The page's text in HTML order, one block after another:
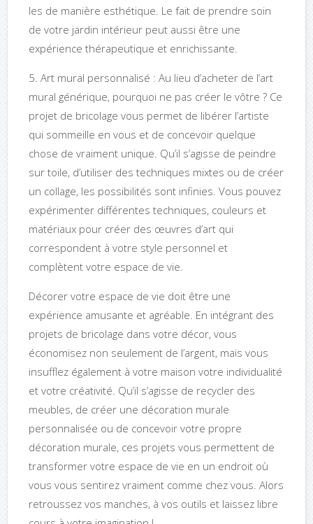
les de manière esthétique. Le fait de prendre soin
de votre jardin intérieur peut aussi être une
expérience thérapeutique et enrichissante.
5. Art mural personnalisé : Au lieu d’acheter de l’art
mural générique, pourquoi ne pas créer le vôtre ? Ce
projet de bricolage vous permet de libérer l’artiste
qui sommeille en vous et de concevoir quelque
chose de vraiment unique. Qu’il s’agisse de peindre
sur toile, d’utiliser des techniques mixtes ou de créer
un collage, les possibilités sont infinies. Vous pouvez
expérimenter différentes techniques, couleurs et
matériaux pour créer des œuvres d’art qui
correspondent à votre style personnel et
complètent votre espace de vie.
Décorer votre espace de vie doit être une
expérience amusante et agréable. En intégrant des
projets de bricolage dans votre décor, vous
économisez non seulement de l’argent, mais vous
insufflez également à votre maison votre individualité
et votre créativité. Qu’il s’agisse de recycler des
meubles, de créer une décoration murale
personnalisée ou de concevoir votre propre
décoration murale, ces projets vous permettent de
transformer votre espace de vie en un endroit où
vous vous sentirez vraiment comme chez vous. Alors
retroussez vos manches, à vos outils et laissez libre